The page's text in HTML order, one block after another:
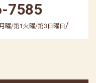
7585
/第1火曜/第3日曜日 /